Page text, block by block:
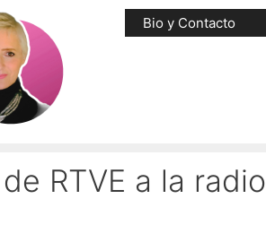
Bio y Contacto
RTVE a la radio